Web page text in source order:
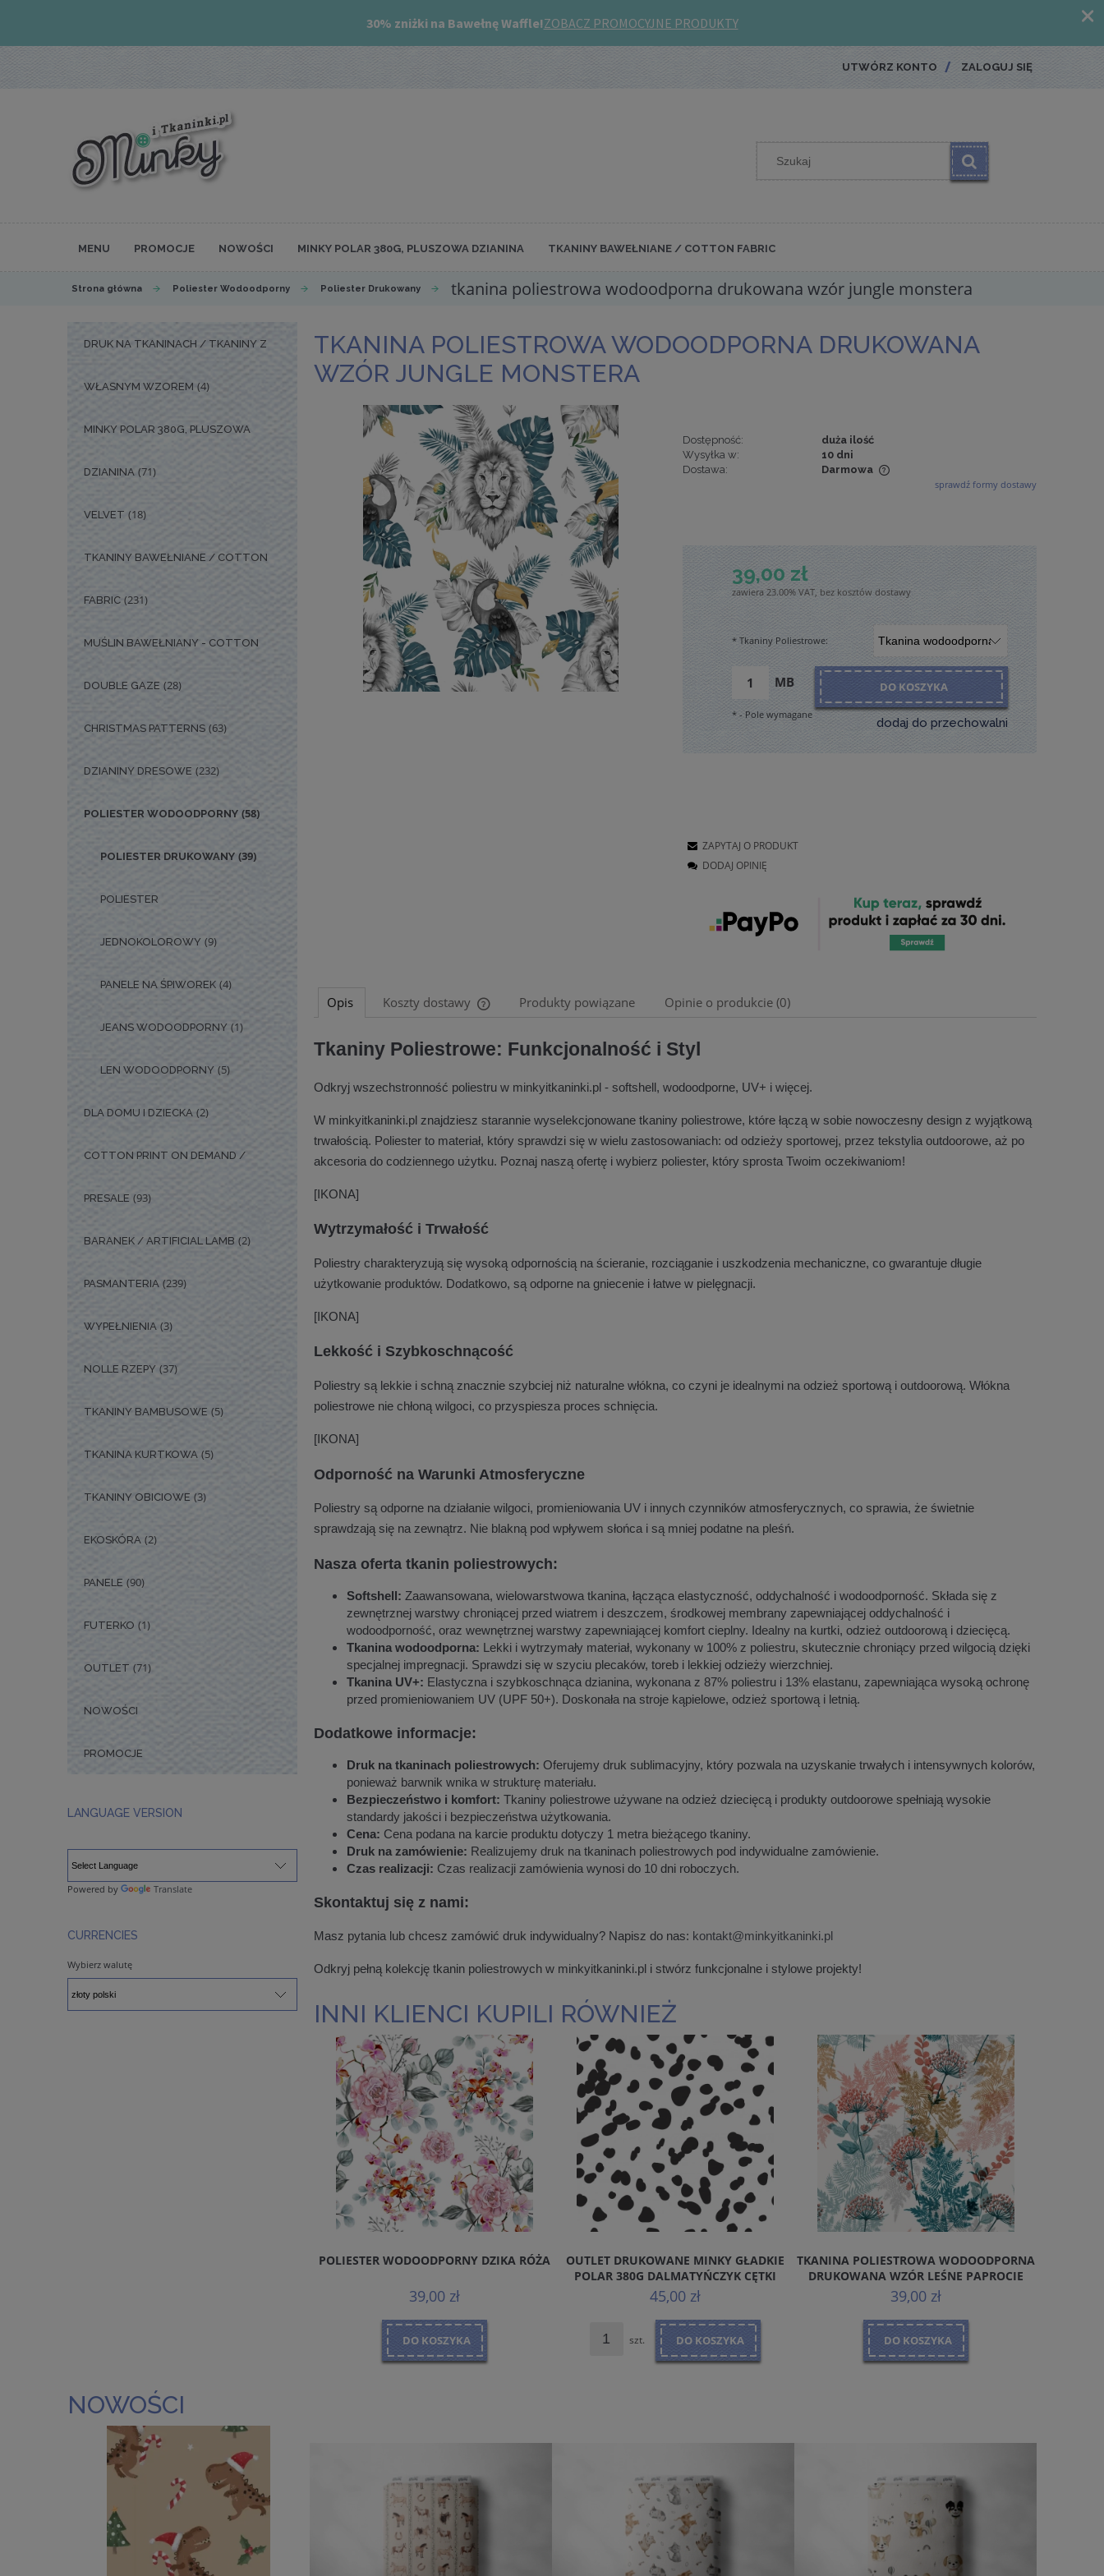
UTWÓRZ KONTO ZALOGUJ SIĘ
MENU PROMOCJE NOWOŚCI MINKY POLAR 380G, PLUSZOWA DZIANINA TKANINY BAWEŁNIANE / COTTON FABRIC
Strona główna Poliester Wodoodporny Poliester Drukowany tkanina poliestrowa wodoodporna drukowana wzór jungle monstera
DRUK NA TKANINACH / TKANINY Z
WŁASNYM WZOREM (4)
MINKY POLAR 380G, PLUSZOWA
DZIANINA (71)
VELVET (18)
TKANINY BAWEŁNIANE / COTTON
FABRIC (231)
MUŚLIN BAWEŁNIANY - COTTON
DOUBLE GAZE (28)
CHRISTMAS PATTERNS (63)
DZIANINY DRESOWE (232)
POLIESTER WODOODPORNY (58)
POLIESTER DRUKOWANY (39)
POLIESTER
JEDNOKOLOROWY (9)
PANELE NA ŚPIWOREK (4)
JEANS WODOODPORNY (1)
LEN WODOODPORNY (5)
DLA DOMU I DZIECKA (2)
COTTON PRINT ON DEMAND /
PRESALE (93)
BARANEK / ARTIFICIAL LAMB (2)
PASMANTERIA (239)
WYPEŁNIENIA (3)
NOLLE RZEPY (37)
TKANINY BAMBUSOWE (5)
TKANINA KURTKOWA (5)
TKANINY OBICIOWE (3)
EKOSKÓRA (2)
PANELE (90)
FUTERKO (1)
OUTLET (71)
NOWOŚCI
PROMOCJE
LANGUAGE VERSION
Powered by Translate
CURRENCIES
Wybierz walutę
TKANINA POLIESTROWA WODOODPORNA DRUKOWANA
WZÓR JUNGLE MONSTERA
Dostępność:
duża ilość
Wysyłka w:
10 dni
Dostawa:
Darmowa
sprawdź formy dostawy
39,00 zł
zawiera 23.00% VAT, bez kosztów dostawy
* Tkaniny Poliestrowe:
MB DO KOSZYKA
dodaj do przechowalni
*- Pole wymagane
ZAPYTAJ O PRODUKT
DODAJ OPINIĘ
Opis Koszty dostawy
Cena nie zawiera ewentualnych kosztów
Produkty powiązane Opinie o produkcie (0)
Tkaniny Poliestrowe: Funkcjonalność i Styl
Odkryj wszechstronność poliestru w minkyitkaninki.pl - softshell, wodoodporne, UV+ i więcej.
W minkyitkaninki.pl znajdziesz starannie wyselekcjonowane tkaniny poliestrowe, które łączą w sobie nowoczesny design z wyjątkową
trwałością. Poliester to materiał, który sprawdzi się w wielu zastosowaniach: od odzieży sportowej, przez tekstylia outdoorowe, aż po
akcesoria do codziennego użytku. Poznaj naszą ofertę i wybierz poliester, który sprosta Twoim oczekiwaniom!
[IKONA]
Wytrzymałość i Trwałość
Poliestry charakteryzują się wysoką odpornością na ścieranie, rozciąganie i uszkodzenia mechaniczne, co gwarantuje długie
użytkowanie produktów. Dodatkowo, są odporne na gniecenie i łatwe w pielęgnacji.
[IKONA]
Lekkość i Szybkoschnącość
Poliestry są lekkie i schną znacznie szybciej niż naturalne włókna, co czyni je idealnymi na odzież sportową i outdoorową. Włókna
poliestrowe nie chłoną wilgoci, co przyspiesza proces schnięcia.
[IKONA]
Odporność na Warunki Atmosferyczne
Poliestry są odporne na działanie wilgoci, promieniowania UV i innych czynników atmosferycznych, co sprawia, że świetnie
sprawdzają się na zewnątrz. Nie blakną pod wpływem słońca i są mniej podatne na pleśń.
Nasza oferta tkanin poliestrowych:
Softshell: Zaawansowana, wielowarstwowa tkanina, łącząca elastyczność, oddychalność i wodoodporność. Składa się z
zewnętrznej warstwy chroniącej przed wiatrem i deszczem, środkowej membrany zapewniającej oddychalność i
wodoodporność, oraz wewnętrznej warstwy zapewniającej komfort cieplny. Idealny na kurtki, odzież outdoorową i dziecięcą.
Tkanina wodoodporna: Lekki i wytrzymały materiał, wykonany w 100% z poliestru, skutecznie chroniący przed wilgocią dzięki
specjalnej impregnacji. Sprawdzi się w szyciu plecaków, toreb i lekkiej odzieży wierzchniej.
Tkanina UV+: Elastyczna i szybkoschnąca dzianina, wykonana z 87% poliestru i 13% elastanu, zapewniająca wysoką ochronę
przed promieniowaniem UV (UPF 50+). Doskonała na stroje kąpielowe, odzież sportową i letnią.
Dodatkowe informacje:
Druk na tkaninach poliestrowych: Oferujemy druk sublimacyjny, który pozwala na uzyskanie trwałych i intensywnych kolorów,
ponieważ barwnik wnika w strukturę materiału.
Bezpieczeństwo i komfort: Tkaniny poliestrowe używane na odzież dziecięcą i produkty outdoorowe spełniają wysokie
standardy jakości i bezpieczeństwa użytkowania.
Cena: Cena podana na karcie produktu dotyczy 1 metra bieżącego tkaniny.
Druk na zamówienie: Realizujemy druk na tkaninach poliestrowych pod indywidualne zamówienie.
Czas realizacji: Czas realizacji zamówienia wynosi do 10 dni roboczych.
Skontaktuj się z nami:
Masz pytania lub chcesz zamówić druk indywidualny? Napisz do nas: kontakt@minkyitkaninki.pl
Odkryj pełną kolekcję tkanin poliestrowych w minkyitkaninki.pl i stwórz funkcjonalne i stylowe projekty!
INNI KLIENCI KUPILI RÓWNIEŻ
POLIESTER WODOODPORNY DZIKA RÓŻA
39,00 zł
DO KOSZYKA
OUTLET DRUKOWANE MINKY GŁADKIE
POLAR 380G DALMATYŃCZYK CĘTKI
91X150CM
45,00 zł
szt. DO KOSZYKA
TKANINA POLIESTROWA WODOODPORNA
DRUKOWANA WZÓR LEŚNE PAPROCIE
39,00 zł
DO KOSZYKA
NOWOŚCI